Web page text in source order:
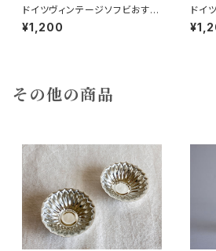
ドイツヴィンテージソフビおすま
しネコ？B7
¥1,200
ドイ
しネ
その他の商品